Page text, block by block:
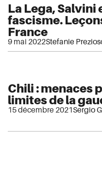
La Lega, Salvini
fascisme.
France
9 mai 2022Stefanie
Chili : menaces
limites de la
15 décembre 2021 Sergio